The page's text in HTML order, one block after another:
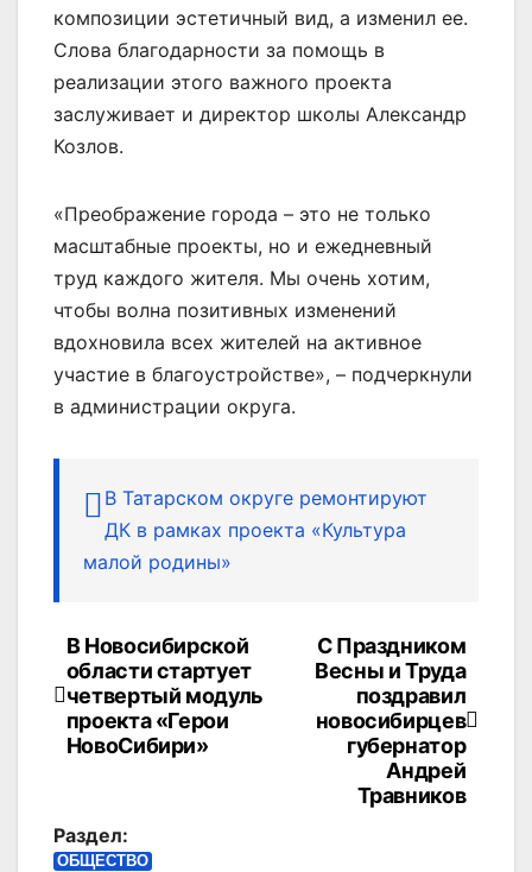
композиции эстетичный вид, а изменил ее.
Слова благодарности за помощь в
реализации этого важного проекта
заслуживает и директор школы Александр
Козлов.
«Преображение города – это не только
масштабные проекты, но и ежедневный
труд каждого жителя. Мы очень хотим,
чтобы волна позитивных изменений
вдохновила всех жителей на активное
участие в благоустройстве», – подчеркнули
в администрации округа.
В Татарском округе ремонтируют
ДК в рамках проекта «Культура
малой родины»
Навигация
по
записям
С Праздником
Весны и Труда
поздравил
новосибирцев
губернатор
Андрей
Травников
В Новосибирской
области стартует
четвертый модуль
проекта «Герои
НовоСибири»
Раздел:
ОБЩЕСТВО